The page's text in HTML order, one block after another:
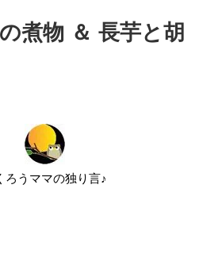
煮物 ＆ 長芋と胡
ろうママの独り言♪